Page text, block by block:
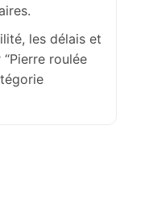
les délais et
roulée